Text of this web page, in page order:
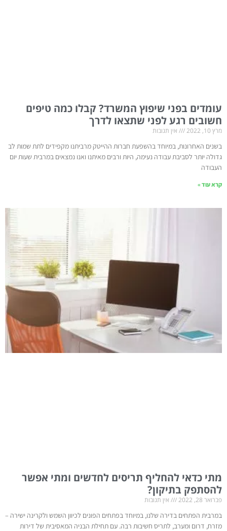
עומדים בפני שיפוץ המשרד? קבלו כמה טיפים
חשובים רגע לפני שתצאו לדרך
מרץ 10, 2022 אין תגובות
בשנים האחרונות, במיוחד בהשפעת חברות ההייטק מרביתנו מקפידים לתת שמות לב
גדולה יותר לסביבת עבודה נעימה, היות ורבים מאיתנו ואנו נמצאים במרבית שעות יום
העבודה
קרא עוד »
מתי כדאי להחליף תריסים לחדשים ומתי אפשר
להסתפק בתיקון?
פברואר 28, 2022 אין תגובות
במרבית הפתחים בדירה שלנו, במיוחד בפתחים הפונים לכיוון השמש ולקרינה ישירה –
מזרח, דרום ומערב, לתריס חשיבות רבה. עם תחילת הבניה המאסיבית של דירות